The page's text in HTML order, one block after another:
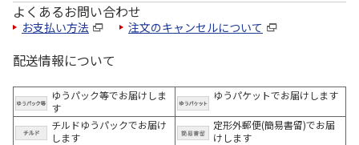
よくあるお問い合わせ
お支払い方法 注文のキャンセルについて
配送情報について
ゆうパック等でお届けしま
す
ゆうパケットでお届けします
チルドゆうパックでお届け
します
定形外郵便(簡易書留)でお届
けします